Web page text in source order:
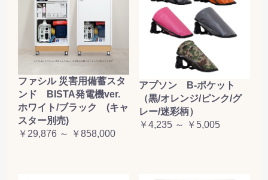
カートへ進む
ファシル 災害用備蓄スタ
ンド BISTA発電機ver.
ホワイト/ブラック (キャ
スター別売)
￥29,876 ～ ￥858,000
アプソン B-ポケット
（黒/オレンジ/ピンク/グ
レー/迷彩柄）
￥4,235 ～ ￥5,005